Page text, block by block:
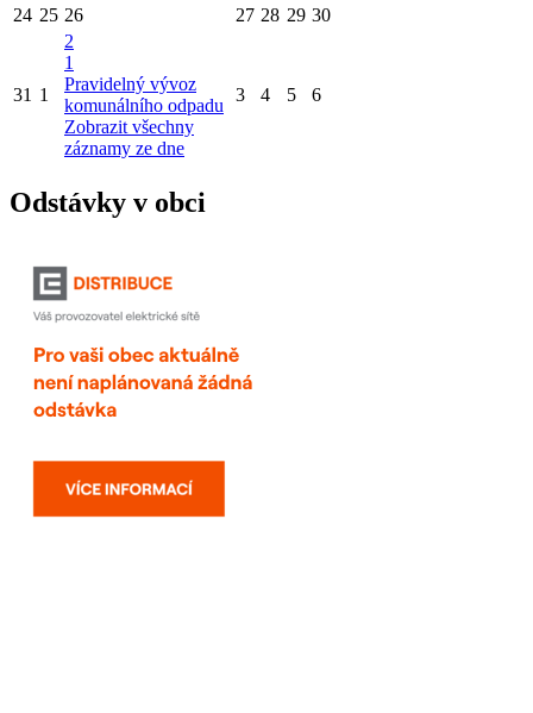
24 25 26 27 28 29 30
31 1
2
1
Pravidelný vývoz
komunálního odpadu
Zobrazit všechny
záznamy ze dne
3 4 5 6
Odstávky v obci